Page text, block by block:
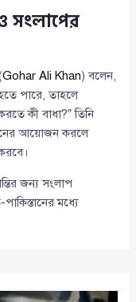
সংলাপের
Gohar Ali Khan) বলেন,
হতে পারে, তাহলে
কী বাধা?” তিনি
আয়োজন করলে
জন্য সংলাপ
মধ্যে